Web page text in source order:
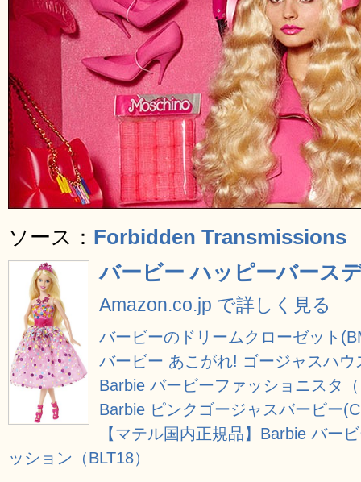
ソース： Forbidden Transmissions
バービー ハッピーバース
Amazon.co.jp で詳しく見る
バービーのドリームクローゼット
バービー あこがれ! ゴージャスハウ
Barbie バービーファッショニスタ
Barbie ピンクゴージャスバービー
【マテル国内正規品】Barbie バー
ッション（BLT18）